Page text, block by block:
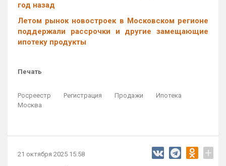
год назад
Летом рынок новостроек в Московском регионе
поддержали рассрочки и другие замещающие
ипотеку продукты
Печать
Росреестр Регистрация Продажи
Ипотека
Москва
21 октября 2025 15:58 +